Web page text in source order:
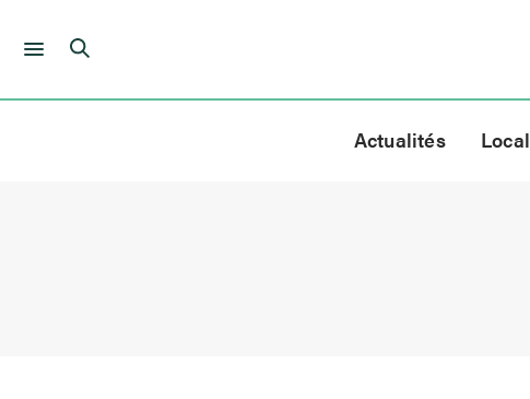
Skip
Actualités Local